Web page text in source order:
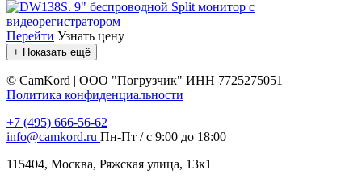
Перейти Узнать цену
+ Показать ещё
© CamKord | ООО "Погрузчик" ИНН 7725275051
Политика конфиденциальности
+7 (495) 666-56-62
info@camkord.ru Пн-Пт / с 9:00 до 18:00
115404, Москва, Ряжская улица, 13к1